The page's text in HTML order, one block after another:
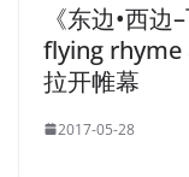
《东边•西
flying rhyme
拉开帷幕
2017-05-28